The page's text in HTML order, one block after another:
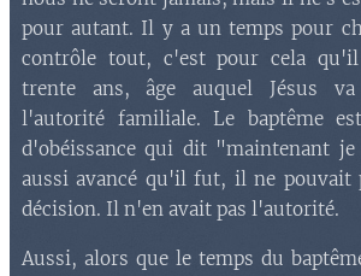
pour autant. Il y a un temps pour
contrôle tout, c'est pour cela qu'il
trente ans, âge auquel Jésus va
l'autorité familiale. Le baptême
d'obéissance qui dit "maintenant
aussi avancé qu'il fut, il ne pouvait
décision. Il n'en avait pas l'autorité.
Aussi, alors que le temps du